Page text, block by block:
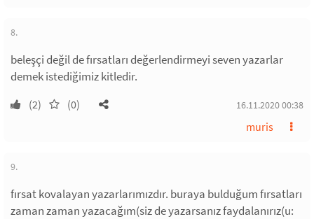
8.
beleşçi değil de fırsatları değerlendirmeyi seven yazarlar
demek istediğimiz kitledir.
(2) (0) 16.11.2020 00:38
muris
9.
fırsat kovalayan yazarlarımızdır. buraya bulduğum fırsatları
zaman zaman yazacağım(siz de yazarsanız faydalanırız(u: